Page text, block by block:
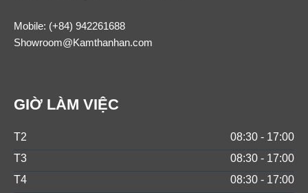
Mobile: (+84) 942261688
Showroom@Kamthanhan.com
GIỜ LÀM VIỆC
T2
08:30 - 17:00
T3
08:30 - 17:00
T4
08:30 - 17:00